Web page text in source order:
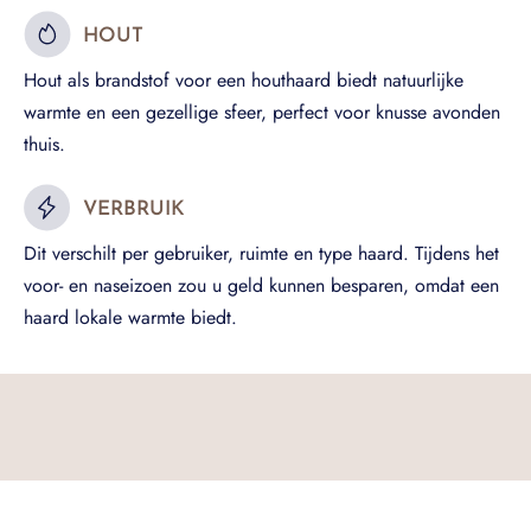
HOUT
Hout als brandstof voor een houthaard biedt natuurlijke
warmte en een gezellige sfeer, perfect voor knusse avonden
thuis.
VERBRUIK
Dit verschilt per gebruiker, ruimte en type haard. Tijdens het
voor- en naseizoen zou u geld kunnen besparen, omdat een
haard lokale warmte biedt.